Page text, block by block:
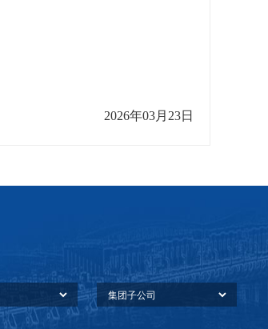
2026年03月23日